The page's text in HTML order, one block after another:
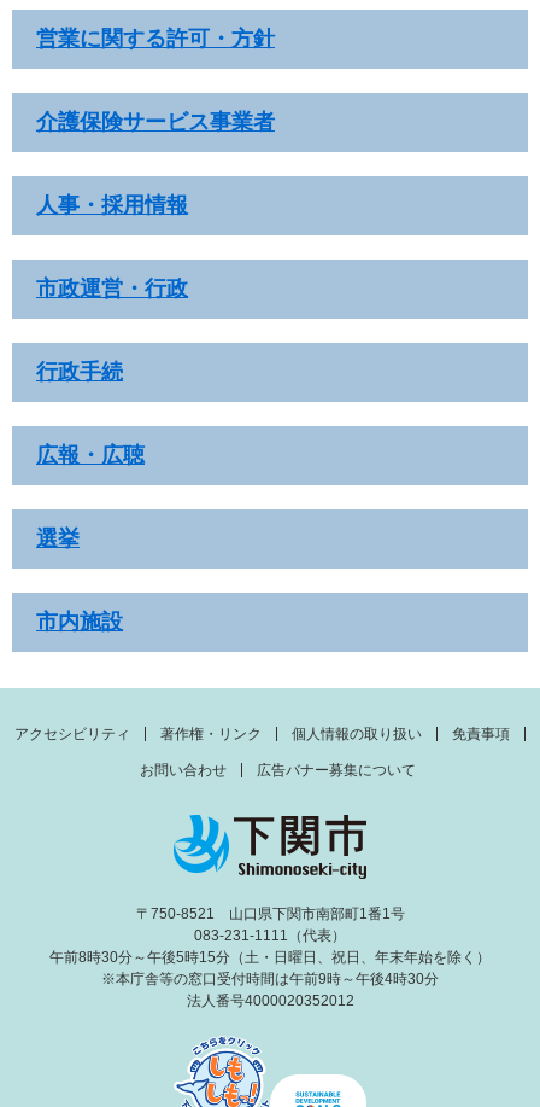
営業に関する許可・方針
介護保険サービス事業者
人事・採用情報
市政運営・行政
行政手続
広報・広聴
選挙
市内施設
アクセシビリティ 著作権・リンク 個人情報の取り扱い 免責事項
お問い合わせ 広告バナー募集について
〒750-8521 山口県下関市南部町1番1号
083-231-1111（代表）
午前8時30分～午後5時15分（土・日曜日、祝日、年末年始を除く）
※本庁舎等の窓口受付時間は午前9時～午後4時30分
法人番号4000020352012